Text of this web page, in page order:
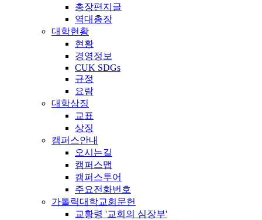
총장편지글
역대총장
대학현황
현황
경영정보
CUK SDGs
규정
요람
대학상징
교표
상징
캠퍼스안내
오시는길
캠퍼스맵
캠퍼스투어
주요전화번호
가톨릭대학교회문헌
교황령 '교회의 심장부'